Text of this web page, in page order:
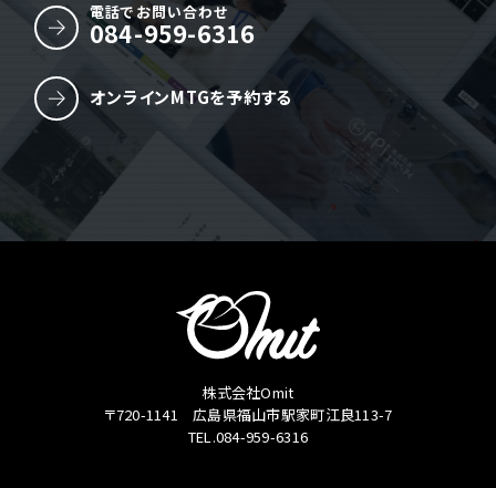
電話でお問い合わせ
084-959-6316
オンラインMTGを予約する
株式会社Omit
〒720-1141 広島県福山市駅家町江良113-7
TEL.084-959-6316